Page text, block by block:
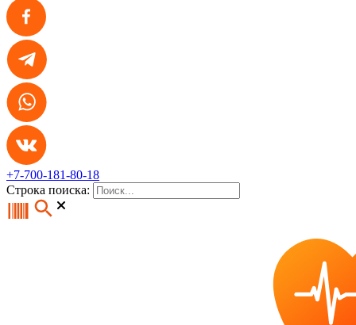
+7-700-181-80-18
Строка поиска: